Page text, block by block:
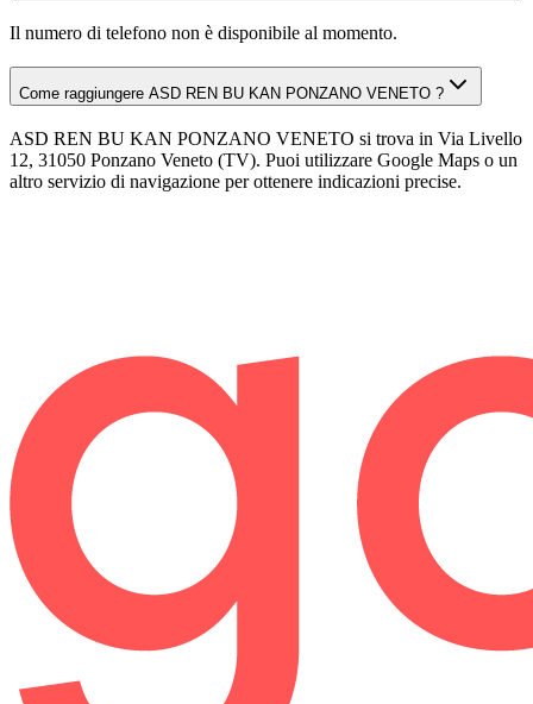
Il numero di telefono non è disponibile al momento.
Come raggiungere ASD REN BU KAN PONZANO VENETO ?
ASD REN BU KAN PONZANO VENETO si trova in Via Livello
12, 31050 Ponzano Veneto (TV). Puoi utilizzare Google Maps o un
altro servizio di navigazione per ottenere indicazioni precise.